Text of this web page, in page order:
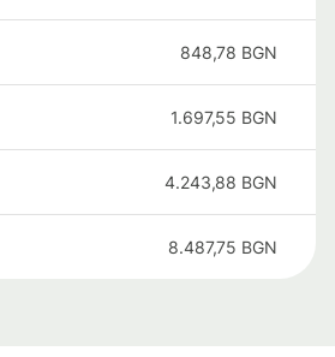
848,78 BGN
1.697,55 BGN
4.243,88 BGN
8.487,75 BGN